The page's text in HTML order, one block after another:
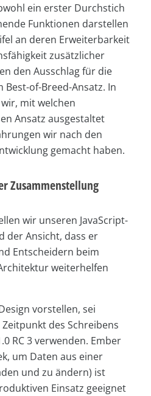
ein erster Durchstich
Funktionen darstellen
an deren Erweiterbarkeit
zusätzlicher
den Ausschlag für die
Best-of-Breed-Ansatz. In
mit welchen
Ansatz ausgestaltet
wir nach den
gemacht haben.
Zusammenstellung
wir unseren JavaScript-
der Ansicht, dass er
Entscheidern beim
weiterhelfen
vorstellen, sei
des Schreibens
RC 3 verwenden. Ember
um Daten aus einer
und zu ändern) ist
Einsatz geeignet